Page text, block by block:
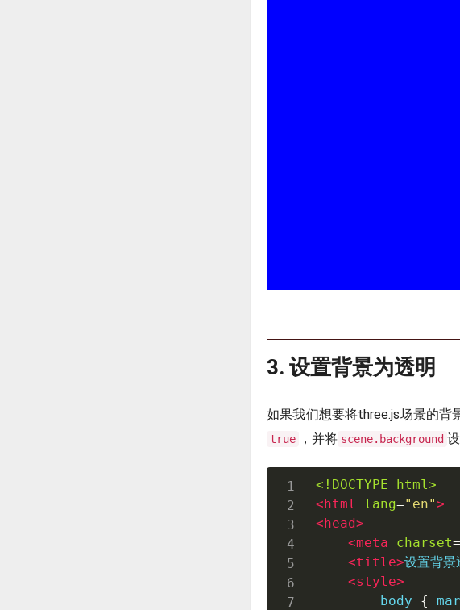
3. 设置背景为透明
如果我们想要将three.js场景的背
true ，并将 scene.background
<!DOCTYPE html>
<html lang=" en">
<head>
<meta charset=
<title>设置背
<style>
        body
{